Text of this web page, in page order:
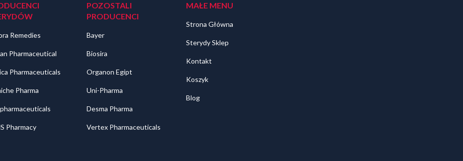
Remedies
Pharmaceutical
Pharmaceuticals
Pharma
Pharmacy
POZOSTALI
PRODUCENCI
Bayer
Biosira
Organon Egipt
Uni-Pharma
Desma Pharma
Vertex Pharmaceuticals
MAŁE MENU
Strona Główna
Sterydy Sklep
Kontakt
Koszyk
Blog